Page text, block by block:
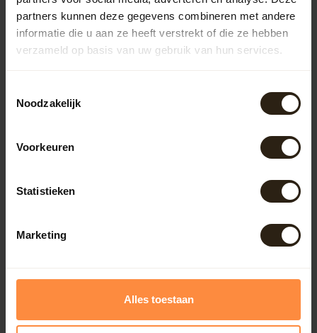
partners kunnen deze gegevens combineren met andere
informatie die u aan ze heeft verstrekt of die ze hebben
verzameld op basis van uw gebruik van hun services.
Noodzakelijk
Voorkeuren
Statistieken
Marketing
Alles toestaan
Kuipen